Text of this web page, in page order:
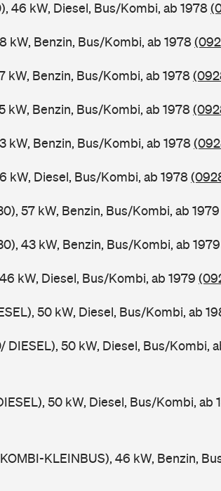
46 kW, Diesel, Bus/Kombi, ab 1978
kW, Benzin, Bus/Kombi, ab 1978
kW, Benzin, Bus/Kombi, ab 1978
kW, Benzin, Bus/Kombi, ab 1978
kW, Benzin, Bus/Kombi, ab 1978
kW, Diesel, Bus/Kombi, ab 1978
57 kW, Benzin, Bus/Kombi, ab 1979
43 kW, Benzin, Bus/Kombi, ab 1979
kW, Diesel, Bus/Kombi, ab 1979
50 kW, Diesel, Bus/Kombi, ab
DIESEL), 50 kW, Diesel, Bus/Kombi,
50 kW, Diesel, Bus/Kombi, ab
KLEINBUS), 46 kW, Benzin,